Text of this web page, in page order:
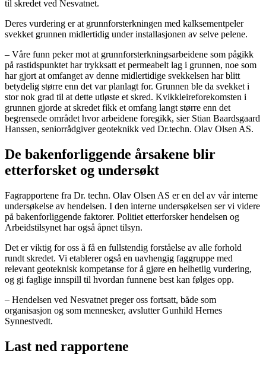
til skredet ved Nesvatnet.
Deres vurdering er at grunnforsterkningen med kalksementpeler
svekket grunnen midlertidig under installasjonen av selve pelene.
– Våre funn peker mot at grunnforsterkningsarbeidene som pågikk
på rastidspunktet har trykksatt et permeabelt lag i grunnen, noe som
har gjort at omfanget av denne midlertidige svekkelsen har blitt
betydelig større enn det var planlagt for. Grunnen ble da svekket i
stor nok grad til at dette utløste et skred. Kvikkleireforekomsten i
grunnen gjorde at skredet fikk et omfang langt større enn det
begrensede området hvor arbeidene foregikk, sier Stian Baardsgaard
Hanssen, seniorrådgiver geoteknikk ved Dr.techn. Olav Olsen AS.
De bakenforliggende årsakene blir
etterforsket og undersøkt
Fagrapportene fra Dr. techn. Olav Olsen AS er en del av vår interne
undersøkelse av hendelsen. I den interne undersøkelsen ser vi videre
på bakenforliggende faktorer. Politiet etterforsker hendelsen og
Arbeidstilsynet har også åpnet tilsyn.
Det er viktig for oss å få en fullstendig forståelse av alle forhold
rundt skredet. Vi etablerer også en uavhengig faggruppe med
relevant geoteknisk kompetanse for å gjøre en helhetlig vurdering,
og gi faglige innspill til hvordan funnene best kan følges opp.
– Hendelsen ved Nesvatnet preger oss fortsatt, både som
organisasjon og som mennesker, avslutter Gunhild Hernes
Synnestvedt.
Last ned rapportene